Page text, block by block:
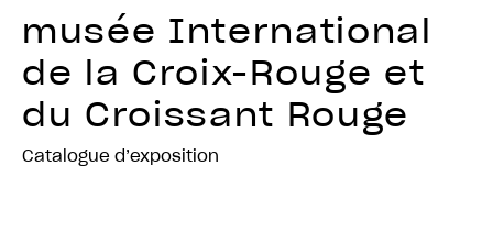
musée International
de la Croix-Rouge et
du Croissant Rouge
Catalogue d’exposition